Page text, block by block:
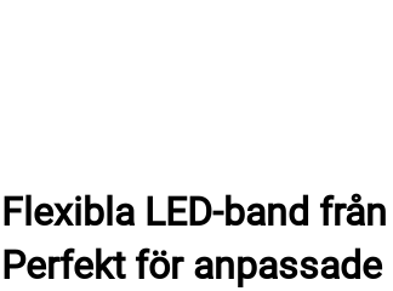
Flexibla LED-band
Perfekt för anpassade